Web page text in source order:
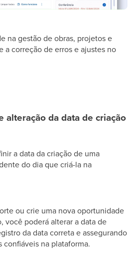
na gestão de obras, projetos e
a correção de erros e ajustes no
da data de criação
a data da criação de uma
do dia que criá-la na
ou crie uma nova oportunidade
você poderá alterar a data de
da data correta e assegurando
na plataforma.